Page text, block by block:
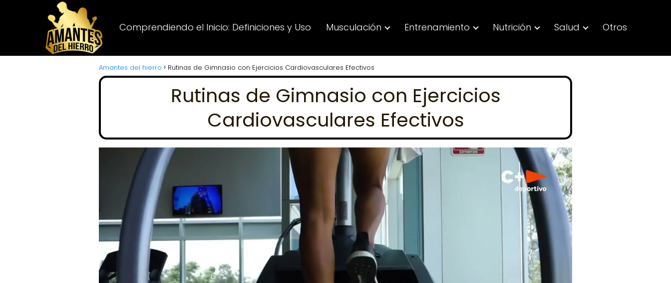
Comprendiendo el Inicio: Definiciones y Uso Musculación Entrenamiento Nutrición Salud Otros
Amantes del hierro Rutinas de Gimnasio con Ejercicios Cardiovasculares Efectivos
Rutinas de Gimnasio con Ejercicios
Cardiovasculares Efectivos